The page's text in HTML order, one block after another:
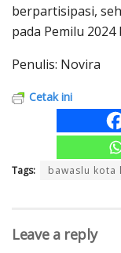
berpartisipasi,
pada Pemilu 2024
Penulis: Novira
Cetak ini
Tags: bawaslu kota
Leave a reply